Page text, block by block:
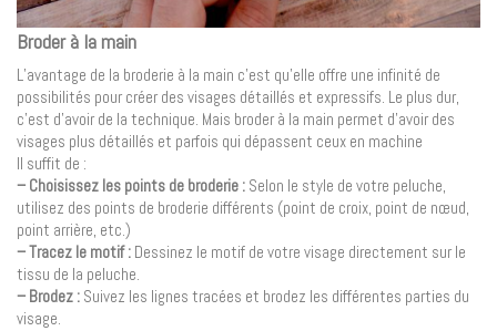
Broder à la main
L’avantage de la broderie à la main c’est qu’elle offre une infinité de
possibilités pour créer des visages détaillés et expressifs. Le plus dur,
c’est d’avoir de la technique. Mais broder à la main permet d’avoir des
visages plus détaillés et parfois qui dépassent ceux en machine
Il suffit de :
– Choisissez les points de broderie : Selon le style de votre peluche,
utilisez des points de broderie différents (point de croix, point de nœud,
point arrière, etc.)
– Tracez le motif : Dessinez le motif de votre visage directement sur le
tissu de la peluche.
– Brodez : Suivez les lignes tracées et brodez les différentes parties du
visage.